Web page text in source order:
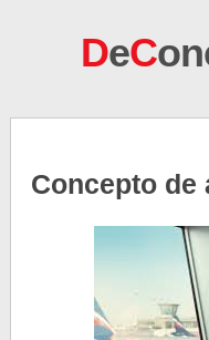
DeC
Concepto de